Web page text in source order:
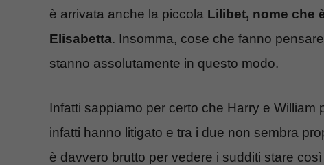
è arrivata anche la piccola Lilibet, nome che
Elisabetta. Insomma, cose che fanno
stanno assolutamente in questo modo.
Infatti sappiamo per certo che Harry e
infatti hanno litigato e tra i due non sembra
è davvero brutto per vedere i sudditi stare